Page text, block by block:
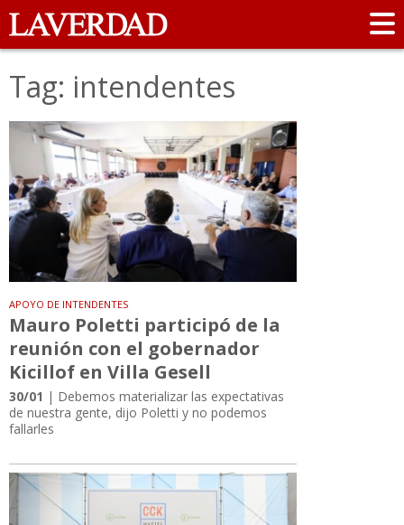
Tag: intendentes
APOYO DE INTENDENTES
Mauro Poletti participó de la
reunión con el gobernador
Kicillof en Villa Gesell
30/01 | Debemos materializar las expectativas
de nuestra gente, dijo Poletti y no podemos
fallarles